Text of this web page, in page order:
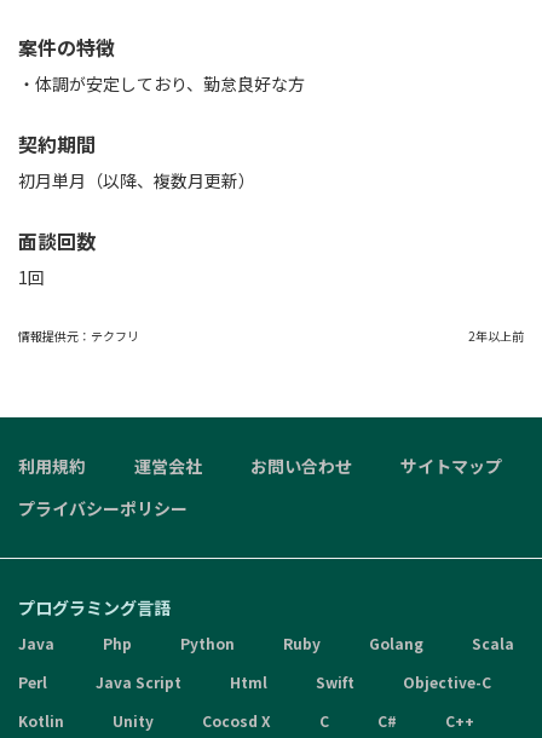
案件の特徴
・体調が安定しており、勤怠良好な方
契約期間
初月単月（以降、複数月更新）
面談回数
1回
情報提供元： テクフリ 2年以上前
利用規約 運営会社 お問い合わせ
サイトマップ
プライバシーポリシー
プログラミング言語
Java Php Python Ruby Golang
Scala
Perl
Java Script Html Swift
Objective-C
Kotlin
Unity Cocosd X C C#
C++